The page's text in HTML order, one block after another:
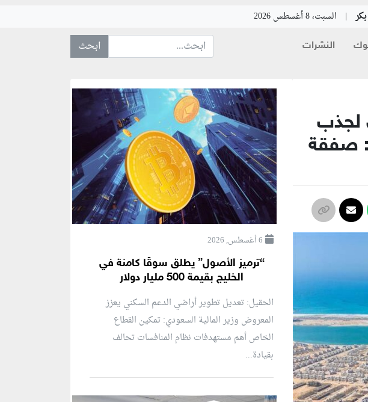
| السبت، 8 أغسطس 2026
النشرات ابحث عن... :
لجذب
صفقة
6 أغسطس, 2026
“ترميز الأصول” يطلق سوقًا كامنة في
الخليج بقيمة 500 مليار دولار
الحقيل: تعديل تطوير أراضي الدعم السكني يعزز
المعروض وزير المالية السعودي: تمكين القطاع
الخاص أهم مستهدفات نظام المنافسات تحالف
بقيادة...